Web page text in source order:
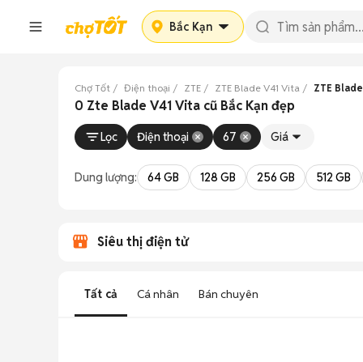
Bắc Kạn
Chợ Tốt Điện thoại ZTE ZTE Blade V41 Vita ZTE
0 Zte Blade V41 Vita cũ Bắc Kạn đẹp
Lọc Điện thoại 67 Giá
Dung lượng: 64 GB 128 GB 256 GB 512 GB
Siêu thị điện tử
Tất cả Cá nhân Bán chuyên